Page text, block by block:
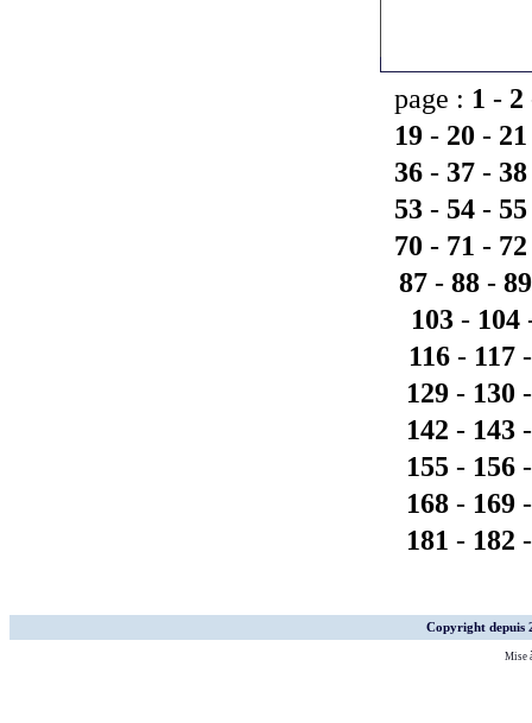
page : 1 - 2
19 - 20 - 21
36 - 37 - 38
53 - 54 - 55
70 - 71 - 72
87 - 88 - 89
103- 104
116 - 117
129 - 130
142 - 143
155 - 156
168 - 169
181 - 182
Copyright depuis
Mise